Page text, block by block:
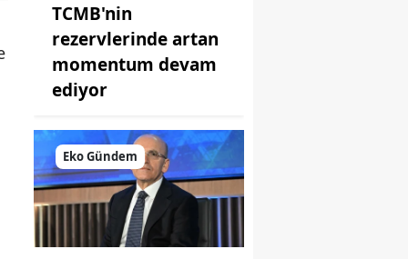
TCMB'nin
rezervlerinde artan
momentum devam
ediyor
Eko Gündem